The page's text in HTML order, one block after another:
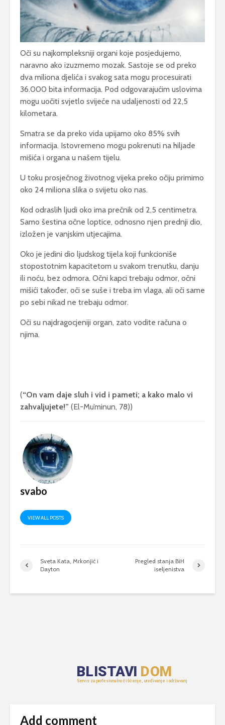
Oči su najkompleksniji organi koje posjedujemo,
naravno ako izuzmemo mozak. Sastoje se od preko
dva miliona djelića i svakog sata mogu procesuirati
36.000 bita informacija. Pod odgovarajućim uslovima
mogu uočiti svjetlo svijeće na udaljenosti od 22,5
kilometara.
Smatra se da preko vida upijamo oko 85% svih
informacija. Istovremeno mogu pokrenuti na hiljade
mišića i organa u našem tijelu.
U toku prosječnog životnog vijeka preko očiju primimo
oko 24 miliona slika o svijetu oko nas.
Kod odraslih ljudi oko ima prečnik od 2,5 centimetra.
Samo šestina očne loptice, odnosno njen prednji dio,
izložen je vanjskim utjecajima.
Oko je jedini dio ljudskog tijela koji funkcioniše
stopostotnim kapacitetom u svakom trenutku, danju
ili noću, bez odmora. Očni kapci trebaju odmor, očni
mišići također, oči se suše i treba im vlaga, ali oči same
po sebi nikad ne trebaju odmor.
Oči su najdragocjeniji organ, zato vodite računa o
njima.
(“On vam daje sluh i vid i pameti; a kako malo vi
zahvaljujete!” (El-Mu’minun, 78))
svabo
VIEW ALL POSTS
Sveta Kata, Mrkonjić i
Dayton
Pregled stanja BiH
iseljenistva
Add comment